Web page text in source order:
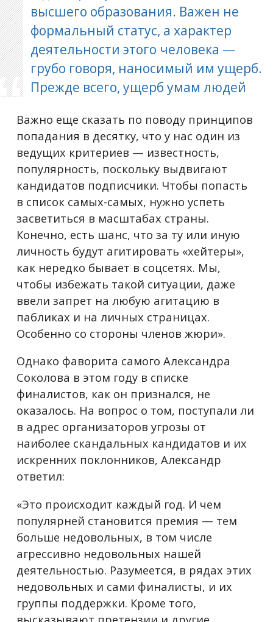
высшего образования. Важен не
формальный статус, а характер
деятельности этого человека —
грубо говоря, наносимый им ущерб.
Прежде всего, ущерб умам людей
Важно еще сказать по поводу принципов
попадания в десятку, что у нас один из
ведущих критериев — известность,
популярность, поскольку выдвигают
кандидатов подписчики. Чтобы попасть
в список самых-самых, нужно успеть
засветиться в масштабах страны.
Конечно, есть шанс, что за ту или иную
личность будут агитировать «хейтеры»,
как нередко бывает в соцсетях. Мы,
чтобы избежать такой ситуации, даже
ввели запрет на любую агитацию в
пабликах и на личных страницах.
Особенно со стороны членов жюри».
Однако фаворита самого Александра
Соколова в этом году в списке
финалистов, как он признался, не
оказалось. На вопрос о том, поступали ли
в адрес организаторов угрозы от
наиболее скандальных кандидатов и их
искренних поклонников, Александр
ответил:
«Это происходит каждый год. И чем
популярней становится премия — тем
больше недовольных, в том числе
агрессивно недовольных нашей
деятельностью. Разумеется, в рядах этих
недовольных и сами финалисты, и их
группы поддержки. Кроме того,